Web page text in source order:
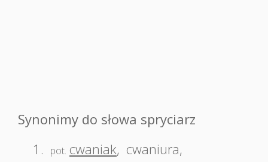
Synonimy do słowa spryciarz
1.
pot. cwaniak, cwaniura,